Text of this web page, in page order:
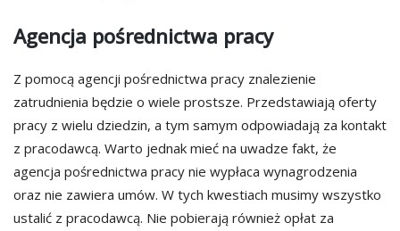
Agencja pośrednictwa pracy
Z pomocą agencji pośrednictwa pracy znalezienie
zatrudnienia będzie o wiele prostsze. Przedstawiają oferty
pracy z wielu dziedzin, a tym samym odpowiadają za kontakt
z pracodawcą. Warto jednak mieć na uwadze fakt, że
agencja pośrednictwa pracy nie wypłaca wynagrodzenia
oraz nie zawiera umów. W tych kwestiach musimy wszystko
ustalić z pracodawcą. Nie pobierają również opłat za